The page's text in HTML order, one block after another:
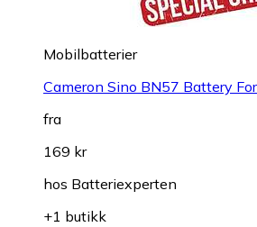
Mobilbatterier
Cameron Sino BN57 Battery
fra
169 kr
hos Batteriexperten
+1 butikk